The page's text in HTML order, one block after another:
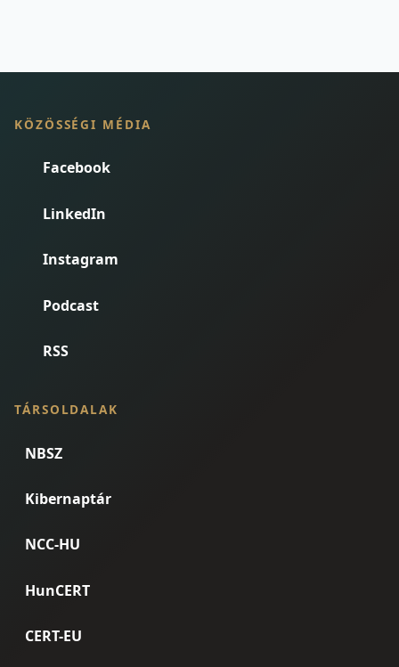
KÖZÖSSÉGI MÉDIA
Facebook
LinkedIn
Instagram
Podcast
RSS
TÁRSOLDALAK
NBSZ
Kibernaptár
NCC-HU
HunCERT
CERT-EU